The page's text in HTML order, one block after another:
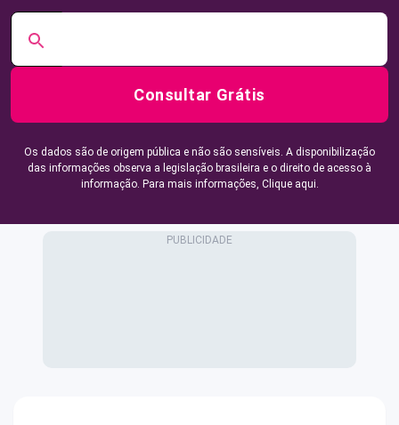
Consultar Grátis
Os dados são de origem pública e não são sensíveis. A disponibilização
das informações observa a legislação brasileira e o direito de acesso à
informação. Para mais informações, Clique aqui.